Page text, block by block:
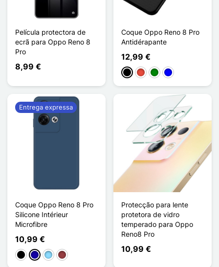
Película protectora de
ecrã para Oppo Reno 8
Pro
8,99 €
Coque Oppo Reno 8 Pro
Antidérapante
12,99 €
PretoVermelho
VerdeAzul
Coque Oppo Reno 8 Pro
Silicone Intérieur
Microfibre
10,99 €
PretoAzul Escuro
Azul ClaroVermelho escuro
Entrega expressa
Protecção para lente
protetora de vidro
temperado para Oppo
Reno8 Pro
10,99 €